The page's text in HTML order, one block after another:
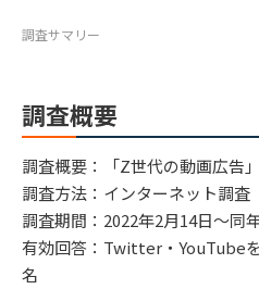
調査サマリー
調査概要
調査概要：「Z世代の動画広告
調査方法：インターネット調査
調査期間：2022年2月14日〜同
有効回答：Twitter・YouTube
名